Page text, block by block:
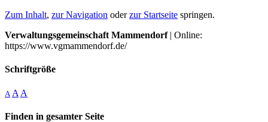
Zum Inhalt, zur Navigation oderzur Startseite springen.
Verwaltungsgemeinschaft Mammendorf| Online:
https://www.vgmammendorf.de/
Schriftgröße
A A A
Finden in gesamter Seite